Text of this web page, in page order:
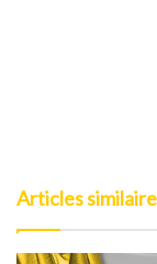
Articles